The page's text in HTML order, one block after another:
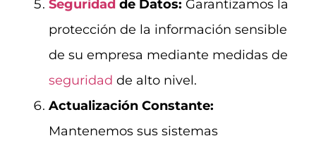
Seguridadde Datos: Garantizamos la
protección de la información sensible
de su empresa mediante medidas de
seguridad de alto nivel.
Actualización Constante:
Mantenemos sus sistemas